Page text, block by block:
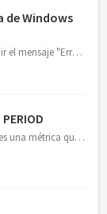
de Windows
Esto ocurre al ejecutar la tarea. Vamos a recibir el mensaje "Error al iniciar la accion" al darle clic para ver mas detalle obtenemos el nume...
Un indicador rolling period (o periodo móvil) es una métrica que se actualiza continuamente combinando dos periodos. En lugar de basarse en un periodo típi...